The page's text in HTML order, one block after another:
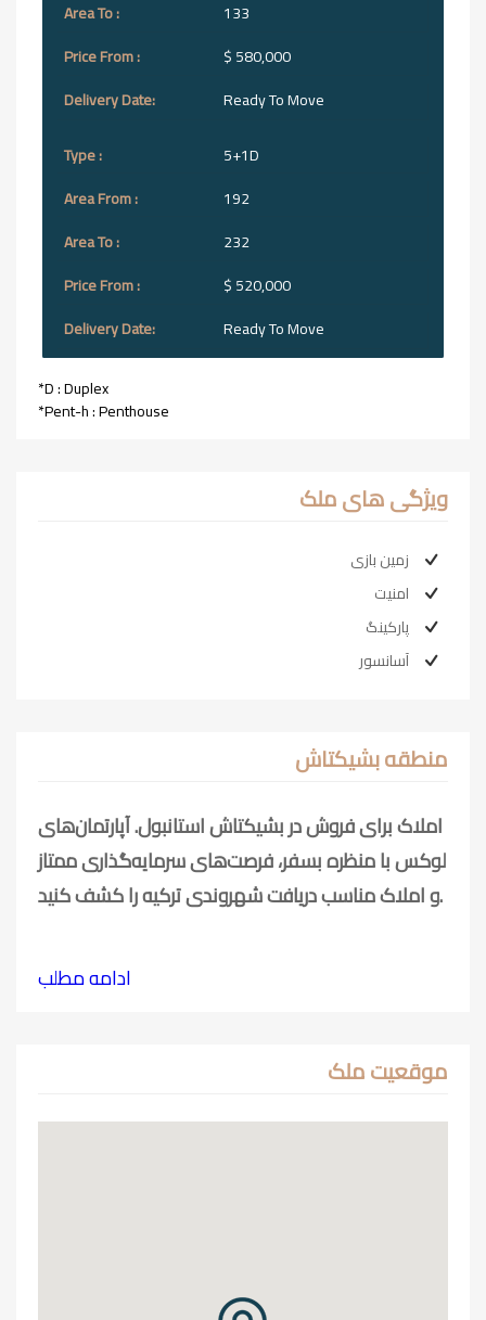
133
$ 580,000
Ready To Move
5+1D
192
232
$ 520,000
Ready To Move
*D : Duplex
*Pent-h : Penthouse
ویژگی های ملک
زمین بازی
امنیت
پارکینگ
آسانسور
منطقه بشیکتاش
املاک برای فروش در بشیکتاش استانبول. آپارتمان‌های
لوکس با منظره بسفر، فرصت‌های سرمایه‌گذاری ممتاز
و املاک مناسب دریافت شهروندی ترکیه را کشف کنید.
ادامه مطلب
موقعیت ملک